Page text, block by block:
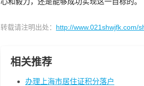
转载请注明出处： http://www.021shwjfk.com/
相关推荐
办理上海市居住证积分落户